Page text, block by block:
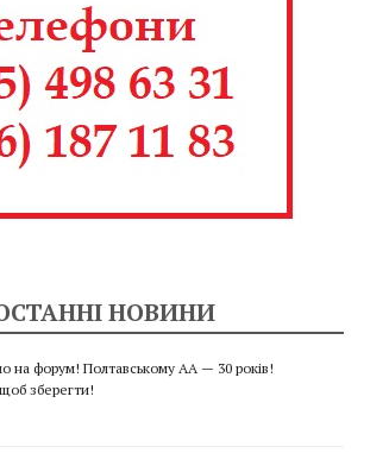
НОВИНИ
на форум! Полтавському АА — 30 років!
зберегти!